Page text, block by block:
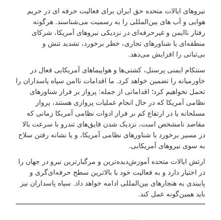
نیروهای ایالات متحده حق ایران برای فعالیت حرفه ‌ای در حریم
هوایی و آب ‌های بین‌المللی را به رسمیت می‌شناسند. هرگونه
رفتار ناایمن و غیرحرفه‌ای در نزدیکی نیروهای آمریکا، شرکای
منطقه‌ای یا شناورهای تجاری، خطر برخورد، تشدید تنش و
بی‌ثباتی را افزایش می‌دهد.
سنتکام ایمنی پرسنل، کشتی‌ها و هواپیماهای آمریکایی فعال در
خاورمیانه را تضمین خواهد کرد. ما اقدامات ناامن سپاه پاسداران را
تحمل نخواهیم کرد؛ اقداماتی از جمله: پرواز بر فراز شناورهای
نظامی آمریکا که در حال انجام عملیات پروازی هستند، پرواز
مسلحانه یا در ارتفاع کم بر فراز ادوات نظامی آمریکا زمانی که
مقاصد نامشخص است، نزدیک شدن قایق‌های تندرو با سرعت بالا
در مسیر برخورد با شناورهای نظامی آمریکا، و یا نشانه رفتن سلاح
به سوی نیروهای آمریکایی.
ارتش ایالات متحده آموزش‌دیده‌ترین و مرگبارترین نیرو در جهان را
در اختیار دارد و به فعالیت خود با بالاترین سطح حرفه‌ای‌گری و
پایبندی به هنجارهای بین‌المللی ادامه خواهد داد. سپاه پاسداران نیز
باید همین‌گونه عمل کند.